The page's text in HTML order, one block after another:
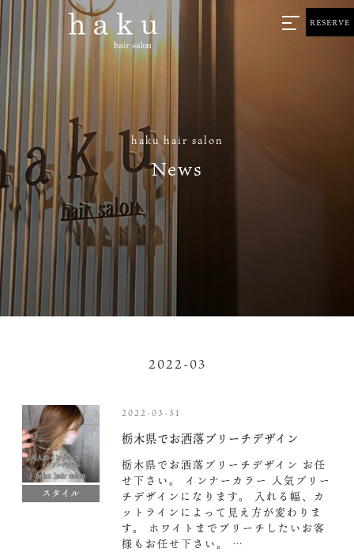
haku hair salon
News
RESERVE
2022-03
スタイル
2022-03-31
栃木県でお洒落ブリーチデザイン
栃木県でお洒落ブリーチデザイン お任
せ下さい。 インナーカラー 人気ブリー
チデザインになります。 入れる幅、カ
ットラインによって見え方が変わりま
す。 ホワイトまでブリーチしたいお客
様もお任せ下さい。 …